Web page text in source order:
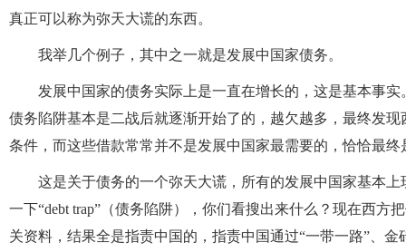
真正可以称为弥天大谎的东西。
我举几个例子，其中之一就是发展中国家债务。
发展中国家的债务实际上是一直在增长的，这是基本事
债务陷阱基本是二战后就逐渐开始了的，越欠越多，最终发
条件，而这些借款常常并不是发展中国家最需要的，恰恰最
这是关于债务的一个弥天大谎，所有的发展中国家基本
一下“debt trap”（债务陷阱），你们看搜出来什么？现在西
关资料，结果全是指责中国的，指责中国通过“一带一路”、